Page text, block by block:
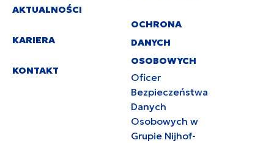
AKTUALNOŚCI
KARIERA
KONTAKT
OCHRONA
DANYCH
OSOBOWYCH
Oficer
Bezpieczeństwa
Danych
Osobowych w
Grupie Nijhof-